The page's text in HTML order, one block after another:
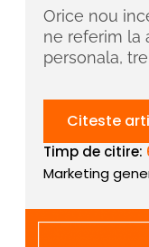
Orice nou
ne referim la
personala,
Citeste
Timp de citire:
Marketing